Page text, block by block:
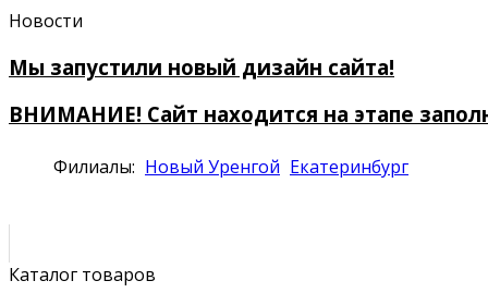
Новости
Мы запустили новый дизайн сайта!
ВНИМАНИЕ! Сайт находится на этапе
Филиалы: Новый Уренгой Екатеринбург
Каталог товаров